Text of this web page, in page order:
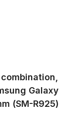
combination,
Galaxy
(SM-R925)